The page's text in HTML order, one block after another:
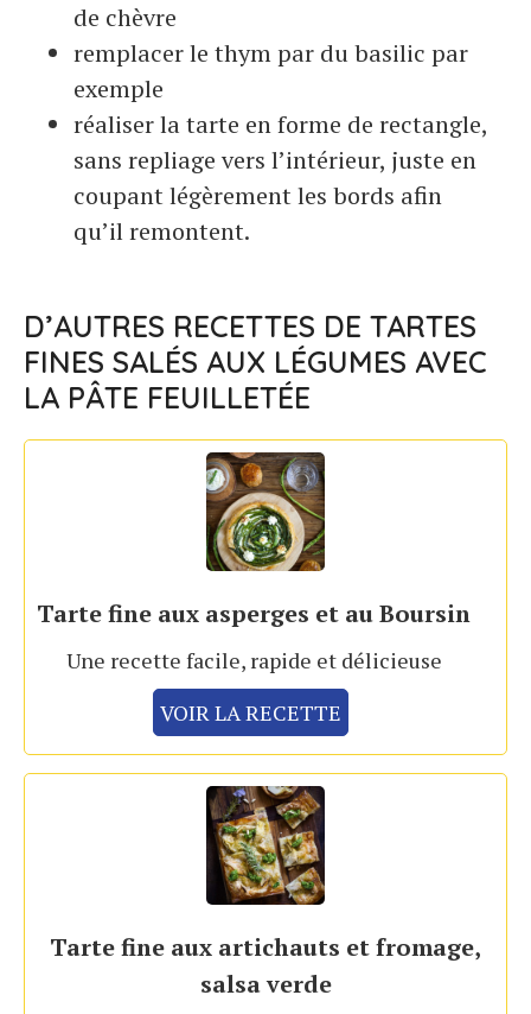
de chèvre
remplacer le thym par du basilic par
exemple
réaliser la tarte en forme de rectangle,
sans repliage vers l’intérieur, juste en
coupant légèrement les bords afin
qu’il remontent.
D’AUTRES RECETTES DE TARTES
FINES SALÉS AUX LÉGUMES AVEC
LA PÂTE FEUILLETÉE
Tarte fine aux asperges et au Boursin
Une recette facile, rapide et délicieuse
VOIR LA RECETTE
Tarte fine aux artichauts et fromage,
salsa verde